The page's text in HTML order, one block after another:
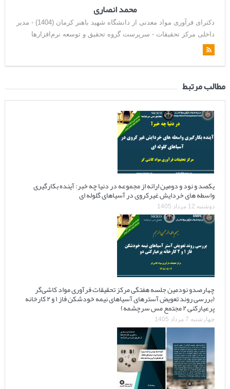
محمد انصاری
دکترای فرآوری مواد معدنی از دانشگاه شهید باهنر کرمان (1404) - مدیر
داخلی مرکز تحقیقات - سرپرست گروه تحقیق و توسعه نرم‌افزارها
مطالب مرتبط
یکصد و نود و دومین ارائه از مجموعه در دنیا چه خبر: آینده بکارگیری
واسطه های خردایش غیرکروی در آسیاهای گلوله ای
دوشنبه 12 مرداد 1405
چهارصدو نودمین جلسه هفتگی مرکز تحقیقات فرآوری مواد کاشی‌گر
(بررسی روند تعویض آسترهای آسیاهای نیمه خودشکن فاز ۱ و ۲ کارخانه
پرعیارکنی ۲ مجتمع مس سرچشمه)
چهارشنبه 7 مرداد 1405